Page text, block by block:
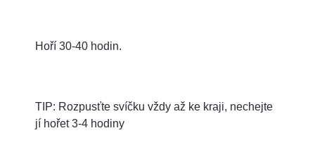
Hoří 30-40 hodin.
TIP: Rozpusťte svíčku vždy až ke kraji, nechejte
jí hořet 3-4 hodiny